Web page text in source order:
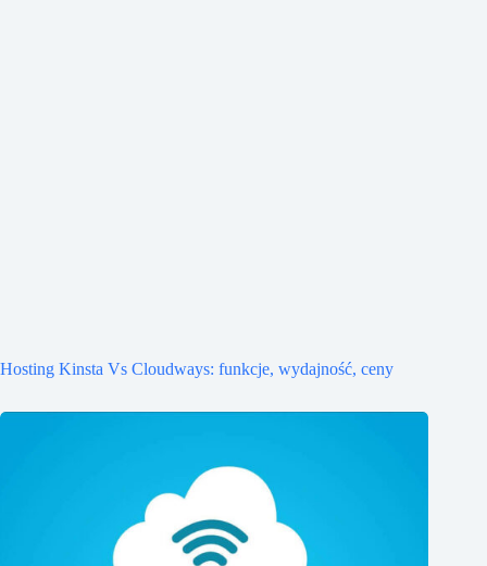
Hosting Kinsta Vs Cloudways: funkcje, wydajność, ceny